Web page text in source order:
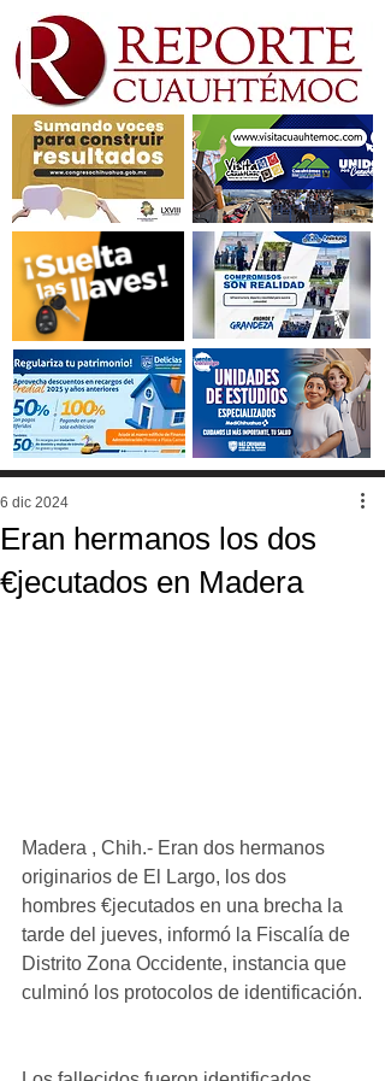
Eran hermanos los dos
€jecutados en Madera
6 dic 2024
Madera , Chih.- Eran dos hermanos
originarios de El Largo, los dos
hombres €jecutados en una brecha la
tarde del jueves, informó la Fiscalía de
Distrito Zona Occidente, instancia que
culminó los protocolos de identificación.